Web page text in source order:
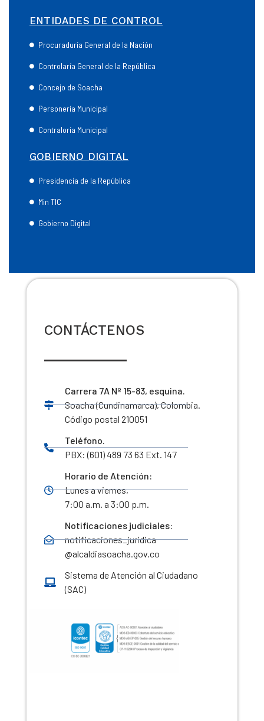
ENTIDADES DE CONTROL
Procuraduría General de la Nación
Controlaría General de la República
Concejo de Soacha
Personería Municipal
Contraloría Municipal
GOBIERNO DIGITAL
Presidencia de la República
Min TIC
Gobierno Digital
CONTÁCTENOS
Carrera 7A Nº 15-83, esquina.
Soacha (Cundinamarca), Colombia.
Código postal 210051
Teléfono.
PBX: (601) 489 73 63 Ext. 147
Horario de Atención:
Lunes a viernes,
7:00 a.m. a 3:00 p.m.
Notificaciones judiciales:
notificaciones_juridica
@alcaldiasoacha.gov.co
Sistema de Atención al Ciudadano
(SAC)